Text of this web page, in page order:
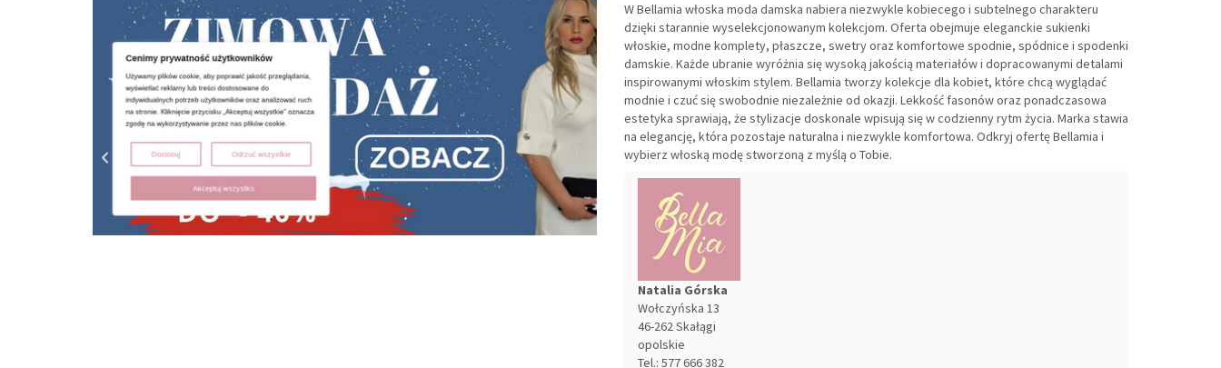
W Bellamia włoska moda damska nabiera niezwykle kobiecego i subtelnego charakteru
dzięki starannie wyselekcjonowanym kolekcjom. Oferta obejmuje eleganckie sukienki
włoskie, modne komplety, płaszcze, swetry oraz komfortowe spodnie, spódnice i spodenki
damskie. Każde ubranie wyróżnia się wysoką jakością materiałów i dopracowanymi detalami
inspirowanymi włoskim stylem. Bellamia tworzy kolekcje dla kobiet, które chcą wyglądać
modnie i czuć się swobodnie niezależnie od okazji. Lekkość fasonów oraz ponadczasowa
estetyka sprawiają, że stylizacje doskonale wpisują się w codzienny rytm życia. Marka stawia
na elegancję, która pozostaje naturalna i niezwykle komfortowa. Odkryj ofertę Bellamia i
wybierz włoską modę stworzoną z myślą o Tobie.
Natalia Górska
Wołczyńska 13
46-262Skałągi
opolskie
Tel.: 577 666 382